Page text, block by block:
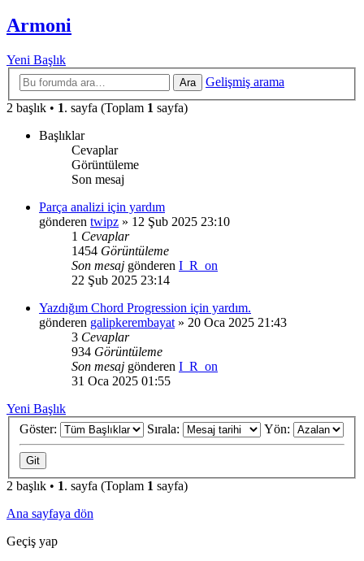
Armoni
Yeni Başlık
Ara
Gelişmiş arama
2 başlık • 1. sayfa (Toplam 1 sayfa)
Başlıklar
Cevaplar
Görüntüleme
Son mesaj
Parça analizi için yardım
gönderen twipz » 12 Şub 2025 23:10
1 Cevaplar
1454 Görüntüleme
Son mesaj gönderen I_R_on
22 Şub 2025 23:14
Yazdığım Chord Progression için yardım.
gönderen galipkerembayat » 20 Oca 2025 21:43
3 Cevaplar
934 Görüntüleme
Son mesaj gönderen I_R_on
31 Oca 2025 01:55
Yeni Başlık
Göster:
Sırala: Yön:
2 başlık • 1. sayfa (Toplam 1 sayfa)
Ana sayfaya dön
Geçiş yap